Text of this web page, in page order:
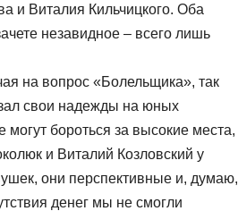
и Виталия Кильчицкого. Оба
незавидное – всего лишь
на вопрос «Болельщика», так
свои надежды на юных
бороться за высокие места,
и Виталий Козловский у
они перспективные и, думаю,
денег мы не смогли